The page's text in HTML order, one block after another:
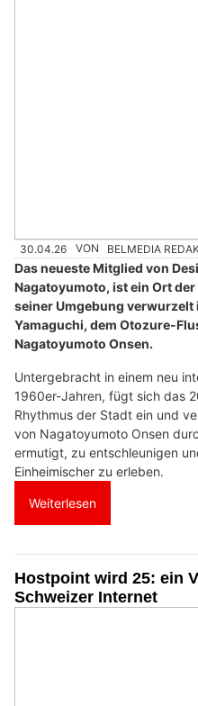
30.04.26 VON BELMEDIA
Das neueste Mitglied von
Nagatoyumoto, ist ein Ort
seiner Umgebung verwurzelt
Yamaguchi, dem Otozure-
Nagatoyumoto Onsen.
Untergebracht in einem neu
1960er-Jahren, fügt sich das
Rhythmus der Stadt ein und
von Nagatoyumoto Onsen
ermutigt, zu entschleunigen
Einheimischer zu erleben.
Weiterlesen
Hostpoint wird 25: ein
Schweizer Internet